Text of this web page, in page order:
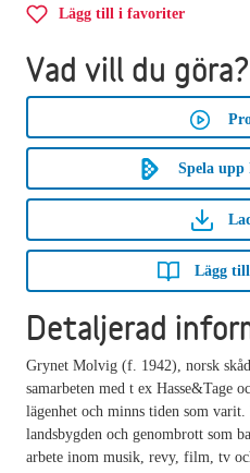
Lägg till i favoriter
Vad vill du göra?
Spela upp
Lägg
Detaljerad
Grynet Molvig (f. 1942), norsk
samarbeten med t ex Hasse&Tage
lägenhet och minns tiden som
landsbygden och genombrott som
arbete inom musik, revy, film, tv